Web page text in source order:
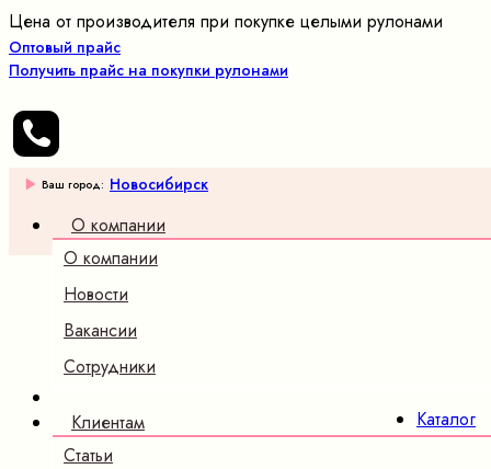
Цена от производителя при покупке целыми рулонами
Оптовый прайс
Получить прайс на покупки рулонами
Ваш город: Новосибирск
О компании
О компании
Новости
Вакансии
Сотрудники
Клиентам
Статьи
Каталог